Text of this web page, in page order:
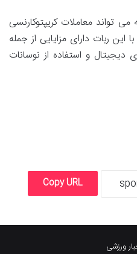
می تواند معاملات کریپتوکارنسی
این ربات دارای مزایایی از جمله
و استفاده از نوسانات
Copy URL